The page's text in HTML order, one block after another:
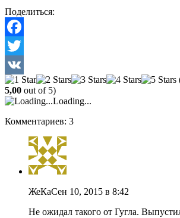
Поделиться:
Facebook
Twitter
VK
5,00 out of 5)
Loading...
Комментариев: 3
ЖеКаСен 10, 2015 в 8:42
Не ожидал такого от Гугла.